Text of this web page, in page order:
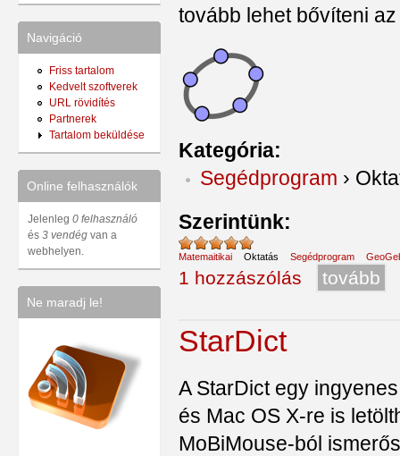
Navigáció
Friss tartalom
Kedvelt szoftverek
URL rövidítés
Partnerek
Tartalom beküldése
Online felhasználók
Jelenleg 0 felhasználó
és 3 vendég van a
webhelyen.
Ne maradj le!
tovább lehet bővíteni
Kategória:
Segédprogram ›
Szerintünk:
Matemaitikai Oktatás Segédprogram
1 hozzászólás tovább
StarDict
A StarDict egy
és Mac OS X-re is
MoBiMouse-ból